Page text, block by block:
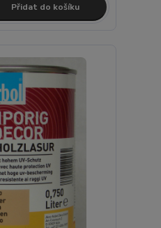
Přidat do košíku